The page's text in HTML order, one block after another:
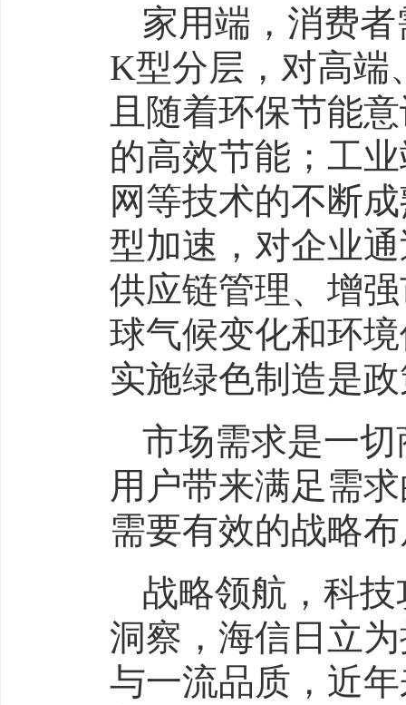
家用端，消费
K型分层，对高端
且随着环保节能
的高效节能；工
网等技术的不断
型加速，对企业
供应链管理、增
球气候变化和环
实施绿色制造是
市场需求是一
用户带来满足需
需要有效的战略
战略领航，科
洞察，海信日立
与一流品质，近